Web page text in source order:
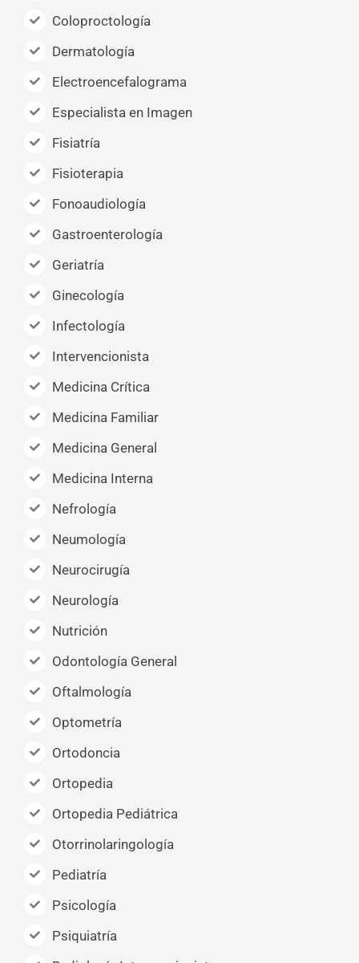
Coloproctología
Dermatología
Electroencefalograma
Especialista en Imagen
Fisiatría
Fisioterapia
Fonoaudiología
Gastroenterología
Geriatría
Ginecología
Infectología
Intervencionista
Medicina Crítica
Medicina Familiar
Medicina General
Medicina Interna
Nefrología
Neumología
Neurocirugía
Neurología
Nutrición
Odontología General
Oftalmología
Optometría
Ortodoncia
Ortopedia
Ortopedia Pediátrica
Otorrinolaringología
Pediatría
Psicología
Psiquiatría